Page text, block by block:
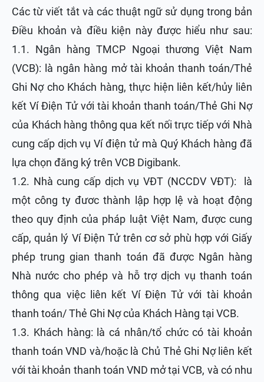
Các từ viết tắt và các thuật ngữ sử dụng trong bản
Điều khoản và điều kiện này được hiểu như sau:
1.1. Ngân hàng TMCP Ngoại thương Việt Nam
(VCB): là ngân hàng mở tài khoản thanh toán/Thẻ
Ghi Nợ cho Khách hàng, thực hiện liên kết/hủy liên
kết Ví Điện Tử với tài khoản thanh toán/Thẻ Ghi Nợ
của Khách hàng thông qua kết nối trực tiếp với Nhà
cung cấp dịch vụ Ví điện tử mà Quý Khách hàng đã
lựa chọn đăng ký trên VCB Digibank.
1.2. Nhà cung cấp dịch vụ VĐT (NCCDV VĐT): là
một công ty đươc thành lập hợp lệ và hoạt động
theo quy định của pháp luật Việt Nam, được cung
cấp, quản lý Ví Điện Tử trên cơ sở phù hợp với Giấy
phép trung gian thanh toán đã được Ngân hàng
Nhà nước cho phép và hỗ trợ dịch vụ thanh toán
thông qua việc liên kết Ví Điện Tử với tài khoản
thanh toán/ Thẻ Ghi Nợ của Khách Hàng tại VCB.
1.3. Khách hàng: là cá nhân/tổ chức có tài khoản
thanh toán VND và/hoặc là Chủ Thẻ Ghi Nợ liên kết
với tài khoản thanh toán VND mở tại VCB, và có nhu